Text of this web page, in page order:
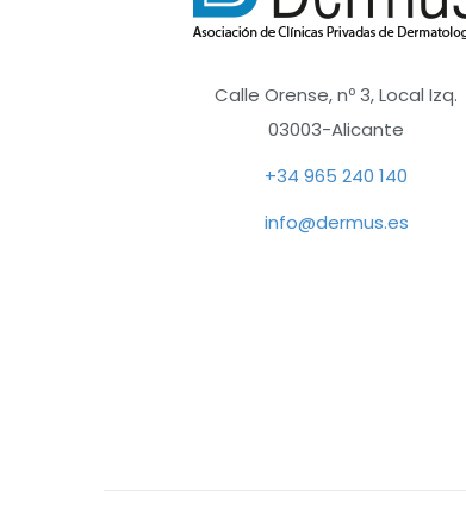
Calle Orense, nº 3, Local Izq.
03003-Alicante
+34 965 240 140
info@dermus.es